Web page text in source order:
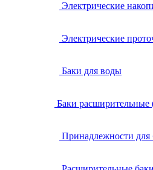
Электрические
Электрические
Баки для воды
Баки расширительные
Принадлежности для